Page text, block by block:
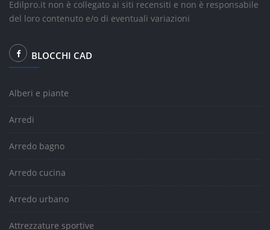
Edilpro.it non è collegato ai siti recensiti e non è responsabile
del loro contenuto e/o di eventuali variazioni
BLOCCHI CAD
Alberi e piante
Arredi
Arredo bagno
Arredo cucina
Arredo urbano
Attrezzature sportive